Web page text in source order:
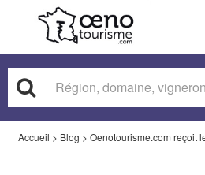
Accueil > Blog > Oenotourisme.com reçoit